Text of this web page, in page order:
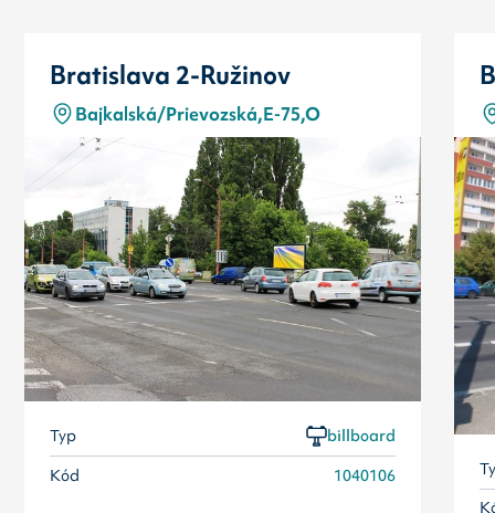
Bratislava 2-Ružinov
Bajkalská/Prievozská,E-75,O
Typ
billboard
Kód
1040106